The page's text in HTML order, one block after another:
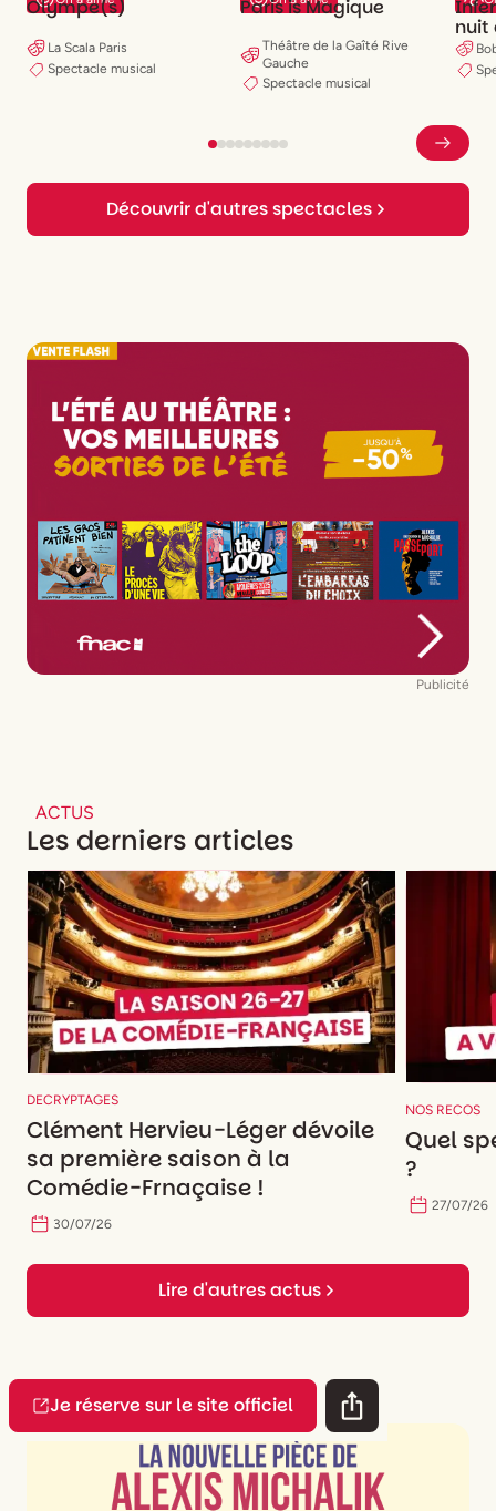
Olympe(s)
La Scala Paris
Spectacle musical
Paris is Magique
Théâtre de la Gaîté Rive
Gauche
Spectacle musical
nuit
Découvrir d'autres spectacles
Publicité
ACTUS
Les derniers articles
DECRYPTAGES
Clément Hervieu-Léger dévoile
sa première saison à la
Comédie-Frnaçaise !
30/07/26
NOS RECOS
Quel
?
27/07/26
Lire d'autres actus
Je réserve sur le site officiel